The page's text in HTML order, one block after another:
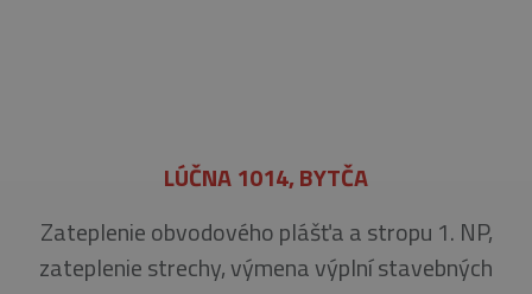
LÚČNA 1014, BYTČA
Zateplenie obvodového plášťa a stropu 1. NP,
zateplenie strechy, výmena výplní stavebných